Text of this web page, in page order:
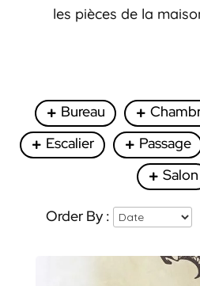
les pièces de la
Bureau
Escalier
Passage
Salon
Order By :
Une douche de